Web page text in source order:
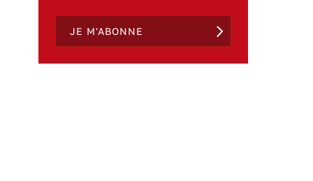
JE M'ABONNE